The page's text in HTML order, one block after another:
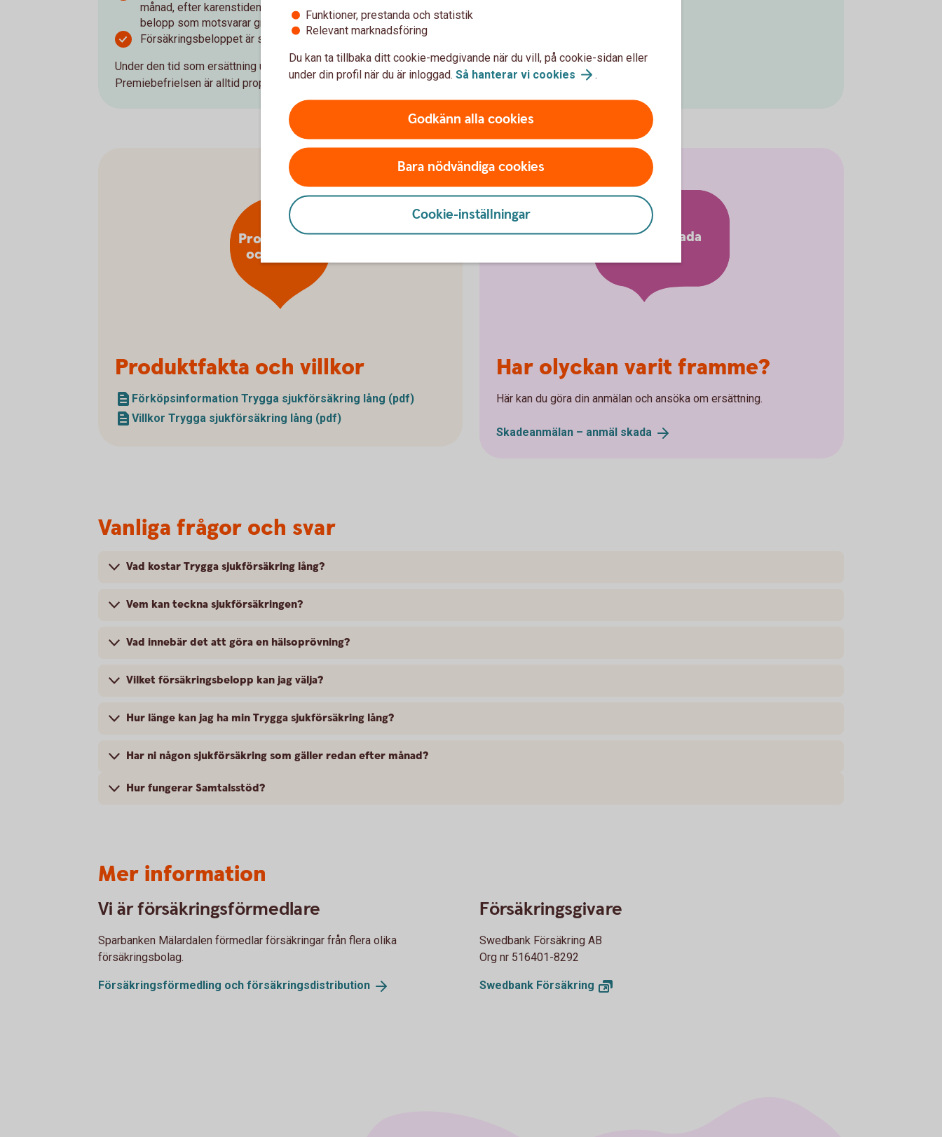
månad, efter karenstiden. Är du deltidssjukskriven (minst 25 procent) får du ett
belopp som motsvarar graden av din sjukskrivning.
Försäkringsbeloppet är skattefritt och betalas ut månadsvis i efterskott.
Under den tid som ersättning utbetalas från försäkringen behöver du inte betala premien.
Premiebefrielsen är alltid proportionell mot sjukskrivningsgraden.
Produktfakta och villkor
Förköpsinformation Trygga sjuk­försäkring lång (pdf)
Villkor Trygga sjuk­försäkring lång (pdf)
Produktfakta
och villkor
Anmäl skada
Har olyckan varit framme?
Här kan du göra din anmälan och ansöka om ersättning.
Skadeanmälan – anmäl skada
Vanliga frågor och svar
Vad kostar Trygga sjukförsäkring lång?
Vem kan teckna sjukförsäkringen?
Vad innebär det att göra en hälsoprövning?
Vilket försäkringsbelopp kan jag välja?
Hur länge kan jag ha min Trygga sjukförsäkring lång?
Har ni någon sjukförsäkring som gäller redan efter månad?
Hur fungerar Samtalsstöd?
Mer information
Vi är försäkringsförmedlare
Sparbanken Mälardalen förmedlar försäkringar från flera olika
försäkringsbolag.
Försäkringsförmedling och försäkringsdistribution
Försäkringsgivare
Swedbank Försäkring AB
Org nr 516401-8292
Swedbank Försäkring
Funktioner, prestanda och statistik
Relevant marknadsföring
Du kan ta tillbaka ditt cookie-medgivande när du vill, på cookie-sidan eller
under din profil när du är inloggad. Så hanterar vi cookies .
Godkänn alla cookies
Bara nödvändiga cookies
Cookie-inställningar